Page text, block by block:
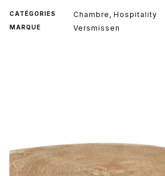
CATÉGORIES Chambre Hospitality
MARQUE Versmissen